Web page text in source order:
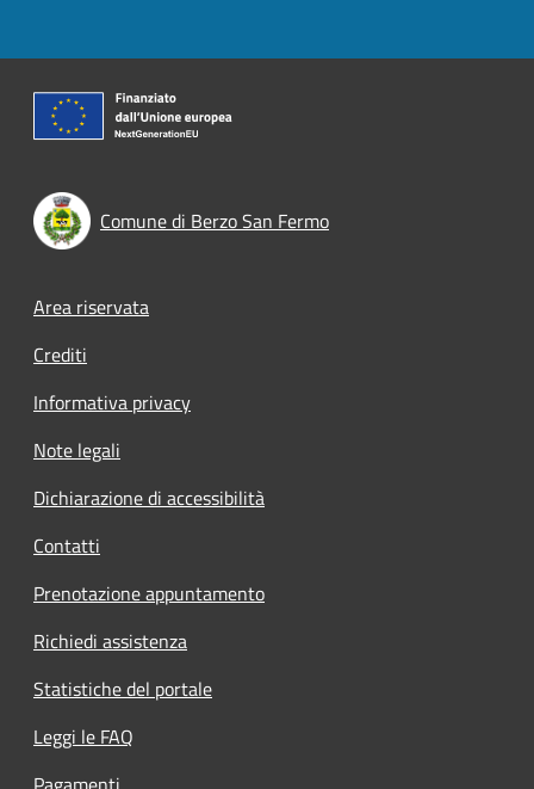
Comune di Berzo San Fermo
Footer menu
Area riservata
Crediti
Informativa privacy
Note legali
Dichiarazione di accessibilità
Contatti
Prenotazione appuntamento
Richiedi assistenza
Statistiche del portale
Leggi le FAQ